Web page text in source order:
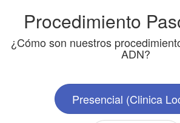
Procedimiento
¿Cómo son nuestros
ADN?
Presencial (Clinica